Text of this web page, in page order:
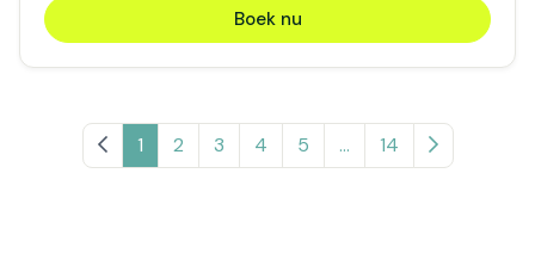
Boek nu
Vorige pagina
1 2 3 4 5 ... 14 Volgende